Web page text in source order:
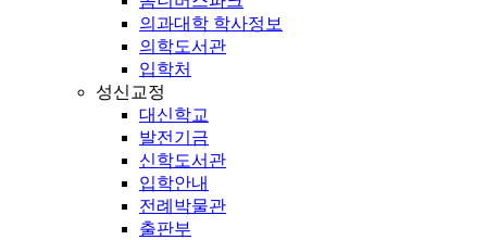
의과대학 학사정보
의학도서관
입학처
성신교정
대신학교
발전기금
신학도서관
입학안내
전례박물관
출판부